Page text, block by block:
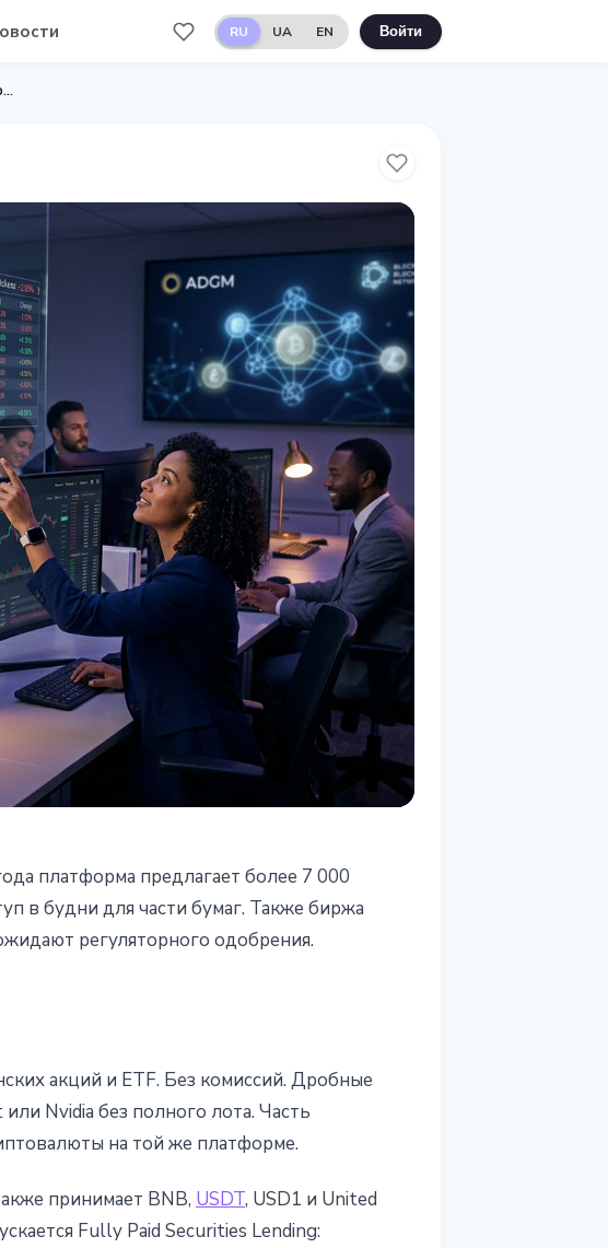
RU UA EN Войти
Binance запустил торговлю акциями США: 7 000 инструментов и план bStocks
США: 7
платформа предлагает более 7 000
в будни для части бумаг. Также биржа
регуляторного одобрения.
акций и ETF. Без комиссий. Дробные
Nvidia без полного лота. Часть
на той же платформе.
принимает BNB, USDT, USD1 и United
Fully Paid Securities Lending: